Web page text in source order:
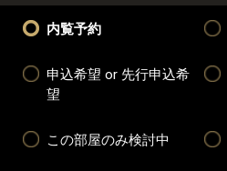
内覧予約
申込希望 or 先行申込希
望
この部屋のみ検討中